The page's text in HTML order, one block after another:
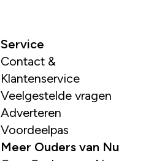
Service
Contact &
Klantenservice
Veelgestelde vragen
Adverteren
Voordeelpas
Meer Ouders van Nu